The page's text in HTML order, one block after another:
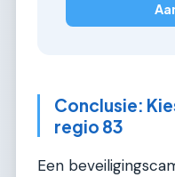
Conclusie:
regio 83
Een